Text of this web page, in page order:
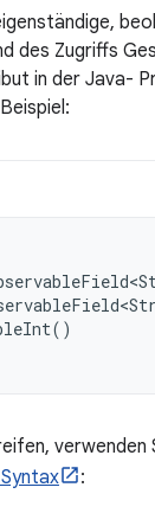
des Zugriffs
in der Java-
()
verwenden
: